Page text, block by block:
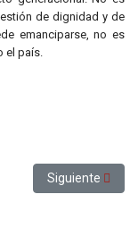
de dignidad y de
emanciparse, no es
el país.
CUP Artículo
Siguiente